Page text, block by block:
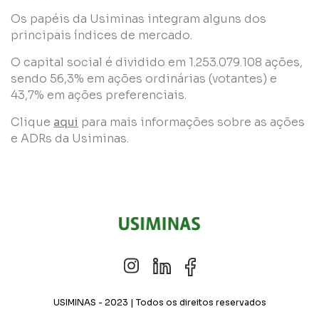
Os papéis da Usiminas integram alguns dos
principais índices de mercado.
O capital social é dividido em 1.253.079.108 ações,
sendo 56,3% em ações ordinárias (votantes) e
43,7% em ações preferenciais.
Clique aqui para mais informações sobre as ações
e ADRs da Usiminas.
USIMINAS - 2023 | Todos os direitos reservados